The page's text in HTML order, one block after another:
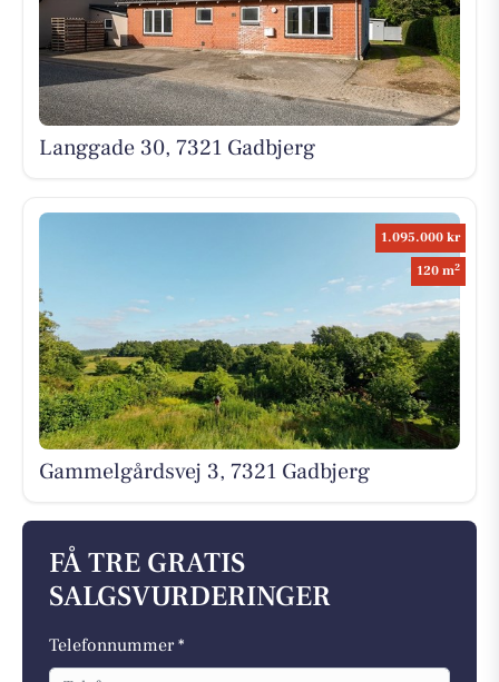
Langgade 30, 7321 Gadbjerg
1.095.000 kr
120 m2
Gammelgårdsvej 3, 7321 Gadbjerg
FÅ TRE GRATIS
SALGSVURDERINGER
Telefonnummer *